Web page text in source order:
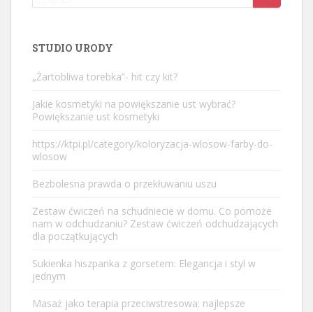
STUDIO URODY
„Żartobliwa torebka”- hit czy kit?
Jakie kosmetyki na powiększanie ust wybrać?
Powiększanie ust kosmetyki
https://ktpi.pl/category/koloryzacja-wlosow-farby-do-
wlosow
Bezbolesna prawda o przekłuwaniu uszu
Zestaw ćwiczeń na schudniecie w domu. Co pomoże
nam w odchudzaniu? Zestaw ćwiczeń odchudzających
dla początkujących
Sukienka hiszpanka z gorsetem: Elegancja i styl w
jednym
Masaż jako terapia przeciwstresowa: najlepsze